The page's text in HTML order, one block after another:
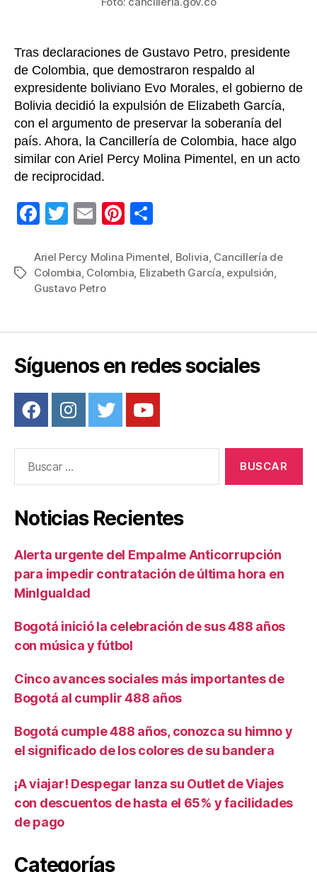
Tras declaraciones de Gustavo Petro, presidente
de Colombia, que demostraron respaldo al
expresidente boliviano Evo Morales, el gobierno de
Bolivia decidió la expulsión de Elizabeth García,
con el argumento de preservar la soberanía del
país. Ahora, la Cancillería de Colombia, hace algo
similar con Ariel Percy Molina Pimentel, en un acto
de reciprocidad.
F
c
e
o
k
T
tt
er
E
ail
Pi
er
e
m
p
tir
Etiquetas
Ariel Percy Molina Pimentel, Bolivia, Cancillería de
Colombia, Colombia, Elizabeth García, expulsión,
Gustavo Petro
Síguenos en redes sociales
Noticias Recientes
Alerta urgente del Empalme Anticorrupción
para impedir contratación de última hora en
MinIgualdad
Bogotá inició la celebración de sus 488 años
con música y fútbol
Cinco avances sociales más importantes de
Bogotá al cumplir 488 años
Bogotá cumple 488 años, conozca su himno y
el significado de los colores de su bandera
¡A viajar! Despegar lanza su Outlet de Viajes
con descuentos de hasta el 65% y facilidades
de pago
Categorías